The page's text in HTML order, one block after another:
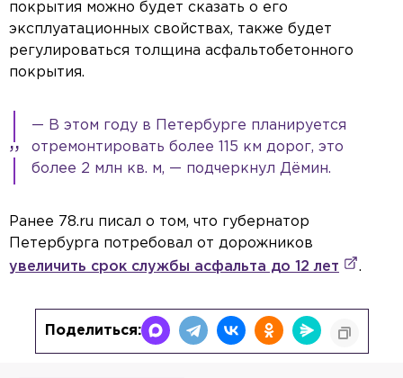
покрытия можно будет сказать о его
эксплуатационных свойствах, также будет
регулироваться толщина асфальтобетонного
покрытия.
— В этом году в Петербурге планируется
отремонтировать более 115 км дорог, это
более 2 млн кв. м, — подчеркнул Дёмин.
Ранее 78.ru писал о том, что губернатор
Петербурга потребовал от дорожников
увеличить срок службы асфальта до 12 лет
.
Поделиться: